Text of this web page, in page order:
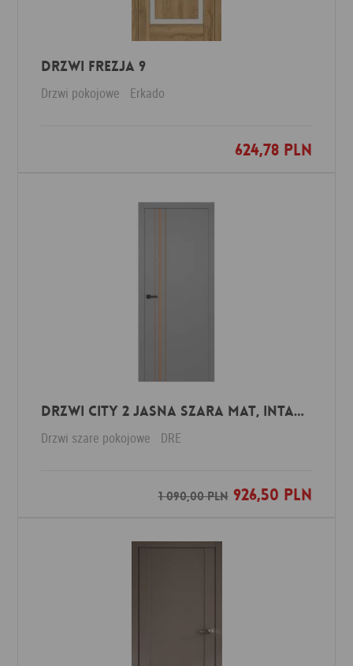
DRZWI FREZJA 9
Drzwi pokojowe Erkado
624,78 PLN
Dodaj do ulubionych
Drzwi CITY 2 jasna szara mat, intarsja miedź szczotkowana
Drzwi szare pokojowe DRE
1 090,00 PLN926,50 PLN
Dodaj do ulubionych